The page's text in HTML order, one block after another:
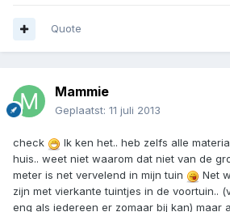
Quote
Mammie
Geplaatst: 11 juli 2013
check
Ik ken het.. heb zelfs alle
huis.. weet niet waarom dat niet van de
meter is net vervelend in mijn tuin
Net
zijn met vierkante tuintjes in de voortuin..
eng als iedereen er zomaar bij kan) maar